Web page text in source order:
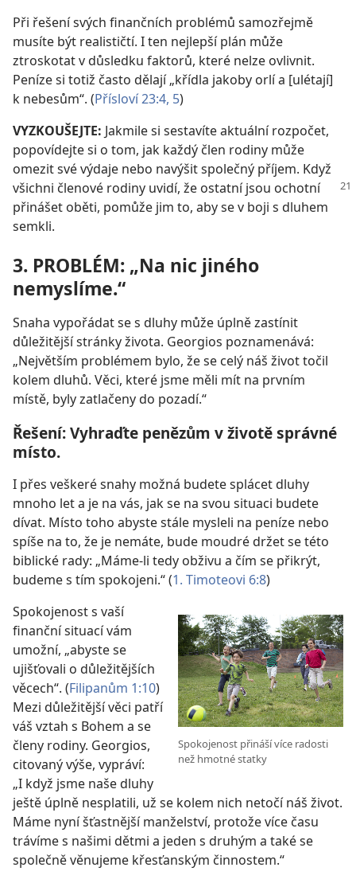
Při řešení svých finančních problémů samozřejmě
musíte být realističtí. I ten nejlepší plán může
ztroskotat v důsledku faktorů, které nelze ovlivnit.
Peníze si totiž často dělají „křídla jakoby orlí a [ulétají]
k nebesům“. (Přísloví 23:4, 5)
VYZKOUŠEJTE: Jakmile si sestavíte aktuální rozpočet,
popovídejte si o tom, jak každý člen rodiny může
omezit své výdaje nebo navýšit společný příjem. Když
všichni členové rodiny uvidí, že ostatní jsou ochotní
přinášet oběti, pomůže jim to, aby se v boji s dluhem
semkli.
3. PROBLÉM: „Na nic jiného
nemyslíme.“
Snaha vypořádat se s dluhy může úplně zastínit
důležitější stránky života. Georgios poznamenává:
„Největším problémem bylo, že se celý náš život točil
kolem dluhů. Věci, které jsme měli mít na prvním
místě, byly zatlačeny do pozadí.“
Řešení: Vyhraďte penězům v životě správné
místo.
I přes veškeré snahy možná budete splácet dluhy
mnoho let a je na vás, jak se na svou situaci budete
dívat. Místo toho abyste stále mysleli na peníze nebo
spíše na to, že je nemáte, bude moudré držet se této
biblické rady: „Máme-li tedy obživu a čím se přikrýt,
budeme s tím spokojeni.“ (1. Timoteovi 6:8)
Spokojenost přináší více radosti
než hmotné statky
Spokojenost s vaší
finanční situací vám
umožní, „abyste se
ujišťovali o důležitějších
věcech“. (Filipanům 1:10)
Mezi důležitější věci patří
váš vztah s Bohem a se
členy rodiny. Georgios,
citovaný výše, vypráví:
„I když jsme naše dluhy
ještě úplně nesplatili, už se kolem nich netočí náš život.
Máme nyní šťastnější manželství, protože více času
trávíme s našimi dětmi a jeden s druhým a také se
společně věnujeme křesťanským činnostem.“